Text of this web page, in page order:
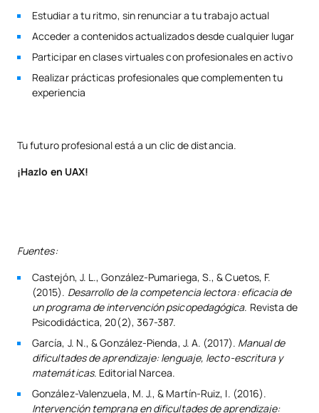
Estudiar a tu ritmo, sin renunciar a tu trabajo actual
Acceder a contenidos actualizados desde cualquier lugar
Participar en clases virtuales con profesionales en activo
Realizar prácticas profesionales que complementen tu
experiencia
Tu futuro profesional está a un clic de distancia.
¡Hazlo en UAX!
Fuentes:
Castejón, J. L., González-Pumariega, S., & Cuetos, F.
(2015). Desarrollo de la competencia lectora: eficacia de
un programa de intervención psicopedagógica. Revista de
Psicodidáctica, 20(2), 367-387.
García, J. N., & González-Pienda, J. A. (2017). Manual de
dificultades de aprendizaje: lenguaje, lecto-escritura y
matemáticas. Editorial Narcea.
González-Valenzuela, M. J., & Martín-Ruiz, I. (2016).
Intervención temprana en dificultades de aprendizaje: